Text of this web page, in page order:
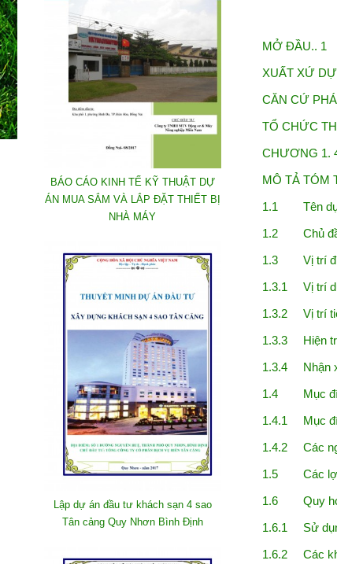
MỞ ĐẦU.. 1
XUẤT XỨ
CĂN CỨ
TỔ CHỨC
CHƯƠNG 1.
MÔ TẢ TÓM
1.1 Tên dự
1.2 Chủ đầu
1.3 Vị trí
1.3.1 Vị trí
1.3.2 Vị trí
1.3.3 Hiện
1.3.4 Nhận
1.4 Mục
1.4.1 Mục
1.4.2 Các
1.5 Các lợi
1.6 Quy
1.6.1 Sử
1.6.2 Các
BÁO CÁO KINH TẾ KỸ THUẬT DỰ
ÁN MUA SẮM VÀ LẮP ĐẶT THIẾT BỊ
NHÀ MÁY
Lập dự án đầu tư khách sạn 4 sao
Tân cảng Quy Nhơn Bình Định